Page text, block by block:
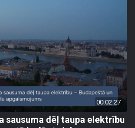
00:02:27
sausuma dēļ taupa elektrību